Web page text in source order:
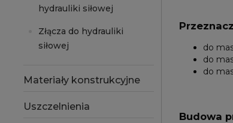
hydrauliki siłowej
Złącza do hydrauliki
siłowej
Materiały konstrukcyjne
Uszczelnienia
do
do
do
Budowa